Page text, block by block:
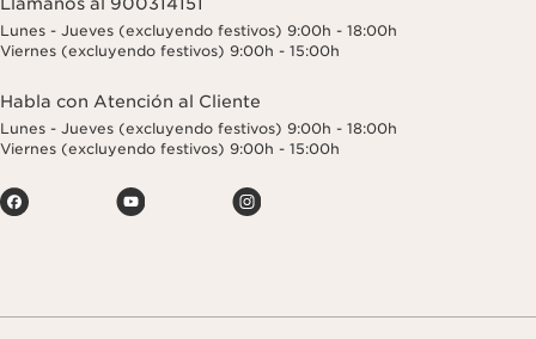
Lunes - Jueves (excluyendo festivos) 9:00h - 18:00h
Viernes (excluyendo festivos) 9:00h - 15:00h
Habla con Atención al Cliente
Lunes - Jueves (excluyendo festivos) 9:00h - 18:00h
Viernes (excluyendo festivos) 9:00h - 15:00h